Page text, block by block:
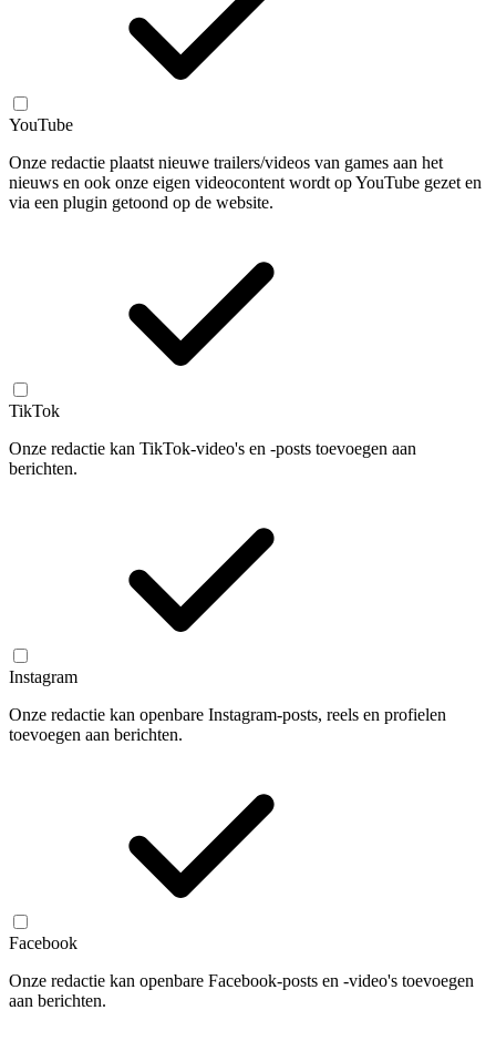
YouTube
Onze redactie plaatst nieuwe trailers/videos van games aan het
nieuws en ook onze eigen videocontent wordt op YouTube gezet en
via een plugin getoond op de website.
TikTok
Onze redactie kan TikTok-video's en -posts toevoegen aan
berichten.
Instagram
Onze redactie kan openbare Instagram-posts, reels en profielen
toevoegen aan berichten.
Facebook
Onze redactie kan openbare Facebook-posts en -video's toevoegen
aan berichten.